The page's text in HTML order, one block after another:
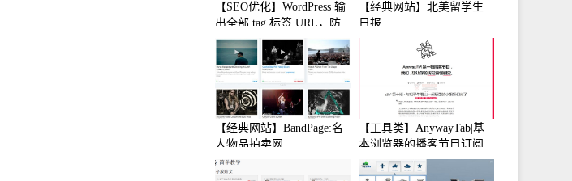
【SEO优化】WordPress 输
出全部 tag 标签 URL，防
止中文转码
【经典网站】北美留学生
日报
【经典网站】BandPage:名
人物品拍卖网
【工具类】AnywayTab|基
本浏览器的播客节目订阅